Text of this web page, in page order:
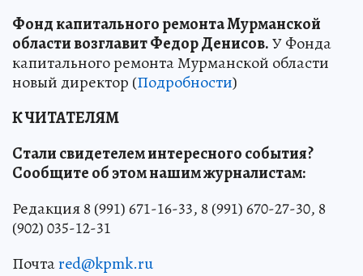
Фонд капитального ремонта Мурманской
области возглавит Федор Денисов.У Фонда
капитального ремонта Мурманской области
новый директор (Подробности)
К ЧИТАТЕЛЯМ
Стали свидетелем интересного события?
Сообщите об этом нашим журналистам:
Редакция 8 (991) 671-16-33, 8 (991) 670-27-30, 8
(902) 035-12-31
Почтаred@kpmk.ru